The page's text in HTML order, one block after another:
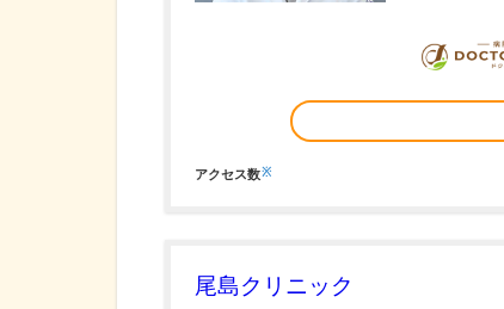
アクセス数※
尾島クリニック